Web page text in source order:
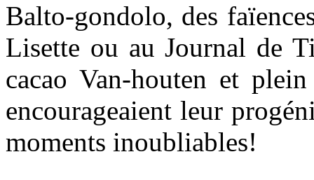
Balto-gondolo, des
Lisette ou au Journal de
cacao Van-houten et
encourageaient leur
moments inoubliables!